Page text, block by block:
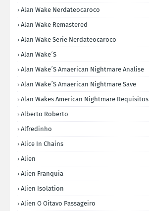
Alan Wake Nerdateocaroco
Alan Wake Remastered
Alan Wake Serie Nerdateocaroco
Alan Wake´s
Alan Wake´s Amaerican Nightmare Analise
Alan Wake´s Amaerican Nightmare Save
Alan Wakes American Nightmare Requisitos
Alberto Roberto
Alfredinho
Alice In Chains
Alien
Alien Franquia
Alien Isolation
Alien O Oitavo Passageiro